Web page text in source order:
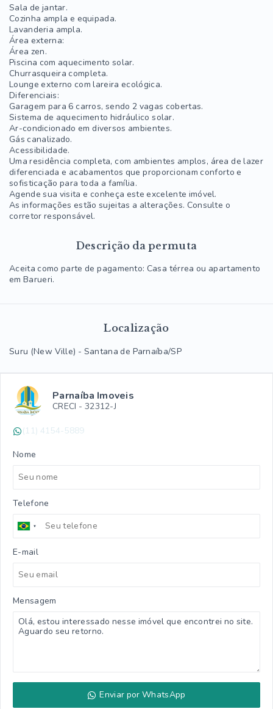
Sala de jantar.
Cozinha ampla e equipada.
Lavanderia ampla.
Área externa:
Área zen.
Piscina com aquecimento solar.
Churrasqueira completa.
Lounge externo com lareira ecológica.
Diferenciais:
Garagem para 6 carros, sendo 2 vagas cobertas.
Sistema de aquecimento hidráulico solar.
Ar-condicionado em diversos ambientes.
Gás canalizado.
Acessibilidade.
Uma residência completa, com ambientes amplos, área de lazer
diferenciada e acabamentos que proporcionam conforto e
sofisticação para toda a família.
Agende sua visita e conheça este excelente imóvel.
As informações estão sujeitas a alterações. Consulte o
corretor responsável.
Descrição da permuta
Aceita como parte de pagamento: Casa térrea ou apartamento
em Barueri.
Localização
Suru (New Ville) - Santana de Parnaíba/SP
Parnaíba Imoveis
CRECI - 32312-J
(11) 4154-5889
Nome
Telefone
E-mail
Mensagem
Enviar por WhatsApp